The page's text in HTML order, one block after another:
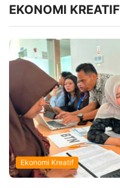
EKONOMI KREATIF
Ekonomi Kreatif